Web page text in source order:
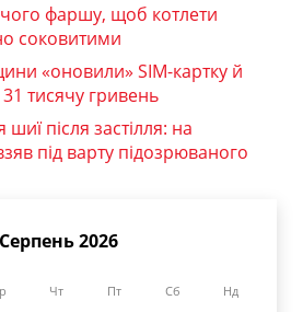
фаршу, щоб котлети
соковитими
«оновили» SIM-картку й
тисячу гривень
після застілля: на
під варту підозрюваного
Серпень 2026
Чт Пт Сб Нд